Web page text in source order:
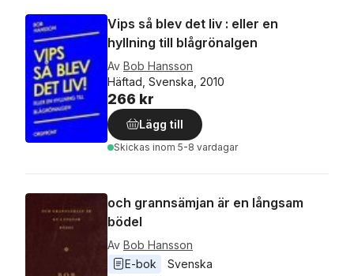
Vips så blev det liv : eller en
hyllning till blågrönalgen
Av Bob Hansson
Häftad, Svenska, 2010
266 kr
Lägg till
Skickas inom 5-8 vardagar
och grannsämjan är en långsam
bödel
Av Bob Hansson
E-bok
Svenska